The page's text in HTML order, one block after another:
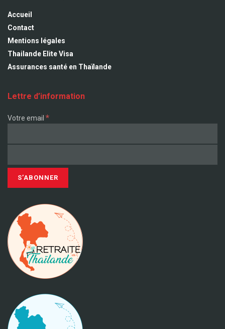
Accueil
Contact
Mentions légales
Thailande Elite Visa
Assurances santé en Thaïlande
Lettre d’information
Votre email *